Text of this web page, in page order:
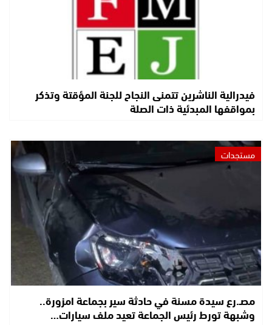
فيدرالية الناشرين تتمنى النجاح للجنة المؤقتة وتذكر
بمواقفها المبدئية ذات الصلة
مستجدات
مصـ.رع سيدة مسنة في حادثة سير بجماعة امزورة..
وشبهة تورط رئيس الجماعة تعيد ملف سيارات…